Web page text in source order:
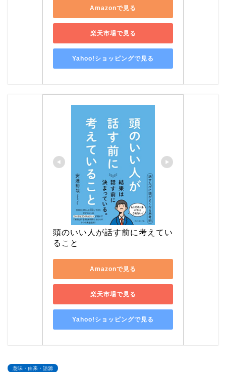
Amazonで見る
楽天市場で見る
Yahoo!ショッピングで見る
頭のいい人が話す前に考えてい
ること
Amazonで見る
楽天市場で見る
Yahoo!ショッピングで見る
意味・由来・語源